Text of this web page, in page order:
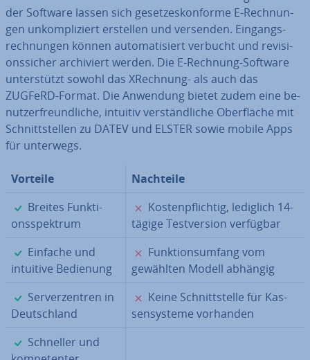
der Software lassen sich ge­set­zes­kon­for­me E-Rech­nun­
gen un­kom­pli­ziert erstellen und versenden. Ein­gangs­
rech­nun­gen können au­to­ma­ti­siert verbucht und re­vi­si­
ons­si­cher ar­chi­viert werden. Die E-Rechnung-Software
un­ter­stützt sowohl das XRechnung- als auch das
ZUGFeRD-Format. Die Anwendung bietet zudem eine be­
nut­zer­freund­li­che, intuitiv ver­ständ­li­che Ober­flä­che mit
Schnitt­stel­len zu DATEV und ELSTER sowie mobile Apps
für unterwegs.
Vorteile
Nachteile
✓
Breites Funk­ti­
ons­spek­trum
✗
Kos­ten­pflich­tig, lediglich 14-
tägige Test­ver­si­on verfügbar
✓
Einfache und
intuitive Bedienung
✗
Funk­ti­ons­um­fang vom
gewählten Modell abhängig
✓
Ser­ver­zen­tren in
Deutsch­land
✗
Keine Schnitt­stel­le für Kas­
sen­sys­te­me vorhanden
✓
Schneller und